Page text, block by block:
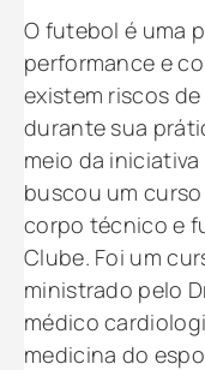
O futebol é uma
performance e
existem riscos
durante sua
meio da iniciativa
buscou um
corpo técnico e
Clube. Foi um
ministrado pelo
médico
medicina do